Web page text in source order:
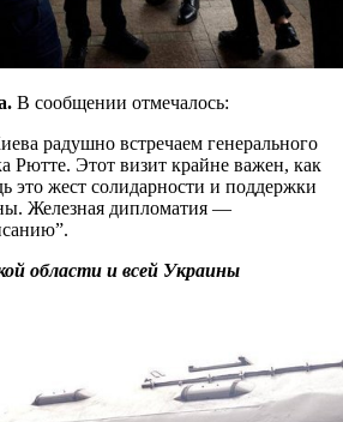
В сообщении отмечалось:
радушно встречаем генерального
Рютте. Этот визит крайне важен, как
это жест солидарности и поддержки
Железная дипломатия —
области и всей Украины